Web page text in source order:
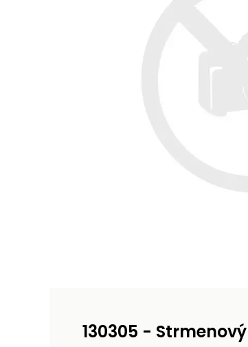
130305 -